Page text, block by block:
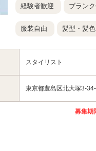
経験者歓迎 ブラン
服装自由 髪型・髪
スタイリスト
東京都豊島区北大塚3-
募集期